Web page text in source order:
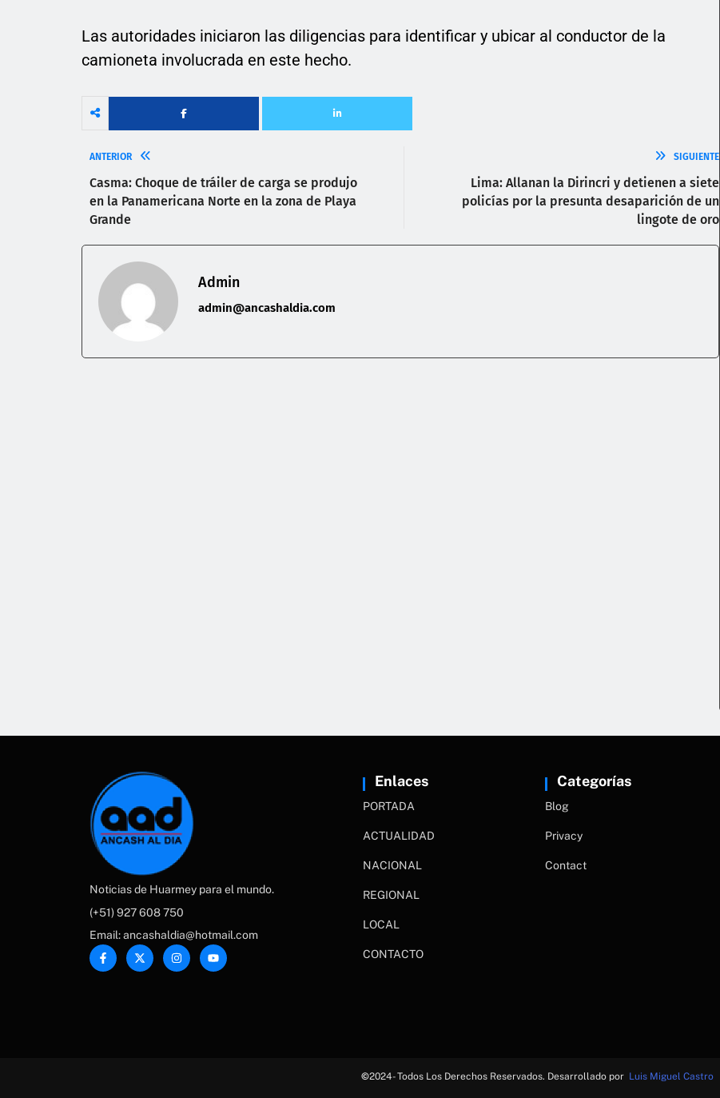
Las autoridades iniciaron las diligencias para identificar y ubicar al conductor de la
camioneta involucrada en este hecho.
ANTERIOR
Casma: Choque de tráiler de carga se produjo
en la Panamericana Norte en la zona de Playa
Grande
SIGUIENTE
Lima: Allanan la Dirincri y detienen a siete
policías por la presunta desaparición de un
lingote de oro
Admin
admin@ancashaldia.com
Noticias de Huarmey para el mundo.
(+51) 927 608 750
Email: ancashaldia@hotmail.com
Enlaces
PORTADA
ACTUALIDAD
NACIONAL
REGIONAL
LOCAL
CONTACTO
Categorías
Blog
Privacy
Contact
©2024- Todos Los Derechos Reservados. Desarrollado por Luis Miguel Castro